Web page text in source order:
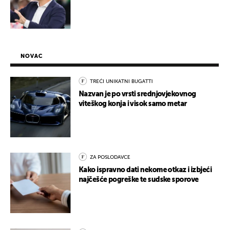
NOVAC
TREĆI UNIKATNI BUGATTI
Nazvan je po vrsti srednjovjekovnog
viteškog konja i visok samo metar
ZA POSLODAVCE
Kako ispravno dati nekome otkaz i izbjeći
najčešće pogreške te sudske sporove